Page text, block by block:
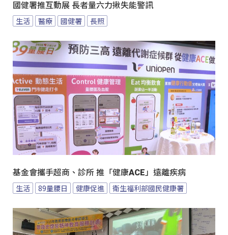
國健署推互動展 長者量六力揪失能警訊
生活 醫療 國健署 長照
基金會攜手超商、診所 推「健康ACE」遠離疾病
生活 89量腰日 健康促進 衛生福利部國民健康署